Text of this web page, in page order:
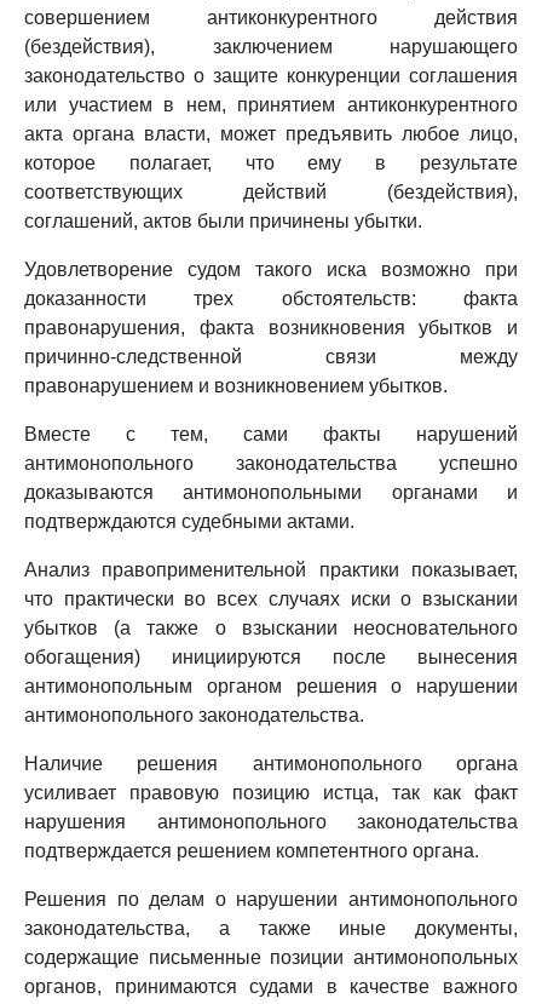
совершением антиконкурентного действия
(бездействия), заключением нарушающего
законодательство о защите конкуренции соглашения
или участием в нем, принятием антиконкурентного
акта органа власти, может предъявить любое лицо,
которое полагает, что ему в результате
соответствующих действий (бездействия),
соглашений, актов были причинены убытки.
Удовлетворение судом такого иска возможно при
доказанности трех обстоятельств: факта
правонарушения, факта возникновения убытков и
причинно-следственной связи между
правонарушением и возникновением убытков.
Вместе с тем, сами факты нарушений
антимонопольного законодательства успешно
доказываются антимонопольными органами и
подтверждаются судебными актами.
Анализ правоприменительной практики показывает,
что практически во всех случаях иски о взыскании
убытков (а также о взыскании неосновательного
обогащения) инициируются после вынесения
антимонопольным органом решения о нарушении
антимонопольного законодательства.
Наличие решения антимонопольного органа
усиливает правовую позицию истца, так как факт
нарушения антимонопольного законодательства
подтверждается решением компетентного органа.
Решения по делам о нарушении антимонопольного
законодательства, а также иные документы,
содержащие письменные позиции антимонопольных
органов, принимаются судами в качестве важного